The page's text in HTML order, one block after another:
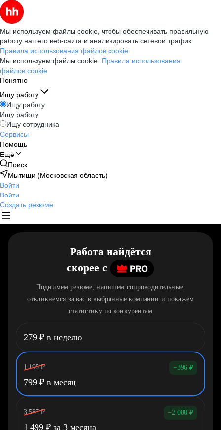
Мы используем файлы cookie, чтобы обеспечивать правильную
работу нашего веб-сайта и анализировать сетевой трафик.
Правила использования файлов cookie
Мы используем файлы cookie. Правила использования
файлов cookie
Понятно
Ищу работу
Ищу работу
Ищу работу
Ищу сотрудника
Сервисы
Помощь
Ещё
Поиск
Мытищи (Московская область)
Войти
Войти
Создать резюме
Работа найдётся
скорее c
Поднимем резюме, напишем сопроводительные,
откликнемся за вас в выбранные компании и покажем
статистику по конкурентам
279 ₽ в неделю
1 195 ₽ −396 ₽
799 ₽ в месяц
3 587 ₽ −2 088 ₽
1 499 ₽ за 3 месяца